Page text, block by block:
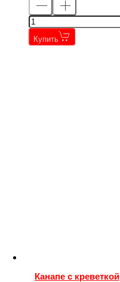
Купить
Канапе с креветкой